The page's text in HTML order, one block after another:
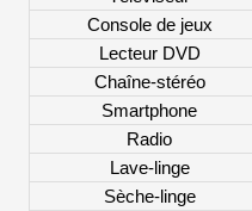
Console de jeux
Lecteur DVD
Chaîne-stéréo
Smartphone
Radio
Lave-linge
Sèche-linge